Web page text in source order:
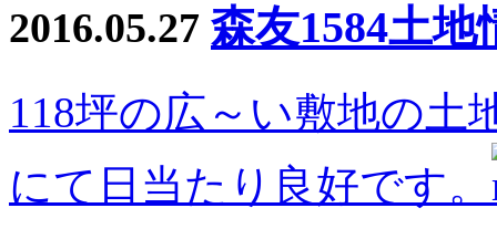
2016.05.27 森友1584土地
118坪の広～い敷地の土
にて日当たり良好です。